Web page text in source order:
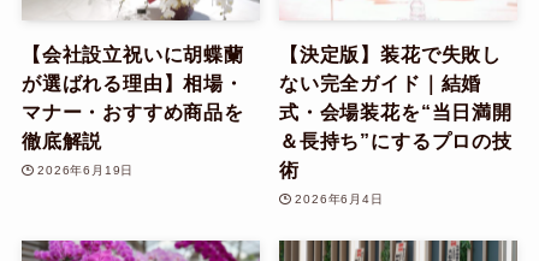
【会社設立祝いに胡蝶蘭
が選ばれる理由】相場・
マナー・おすすめ商品を
徹底解説
2026年6月19日
【決定版】装花で失敗し
ない完全ガイド｜結婚
式・会場装花を“当日満開
＆長持ち”にするプロの技
術
2026年6月4日